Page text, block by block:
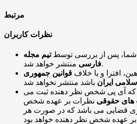
مرتبط
نظرات کاربران
شما، پس از بررسی توسطتیم مجله
فارسیمنتشر خواهد شد.
افترا و یا خلاف قوانین جمهوری
اسلامی ایران
که آی پی شخص نظر دهنده ثبت می
های حقوقی نظرات بر عهده شخص
قضایی می باشد که در صورت هر